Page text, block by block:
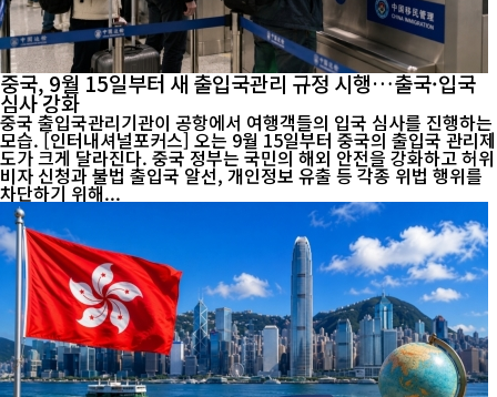
중국, 9월 15일부터 새 출입국관리 규정 시행…출국·입국
심사 강화
중국 출입국관리기관이 공항에서 여행객들의 입국 심사를 진행하는
모습. [인터내셔널포커스] 오는 9월 15일부터 중국의 출입국 관리제
도가 크게 달라진다. 중국 정부는 국민의 해외 안전을 강화하고 허위
비자 신청과 불법 출입국 알선, 개인정보 유출 등 각종 위법 행위를
차단하기 위해...